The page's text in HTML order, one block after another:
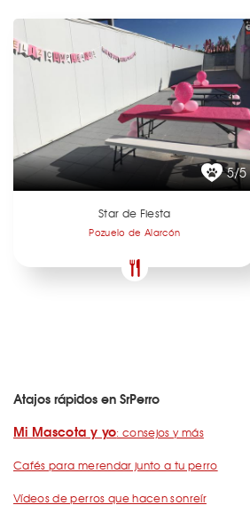
5/5
Star de Fiesta
Pozuelo de Alarcón
Atajos rápidos en SrPerro
Mi Mascota y yo: consejos y más
Cafés para merendar junto a tu perro
Vídeos de perros que hacen sonreír